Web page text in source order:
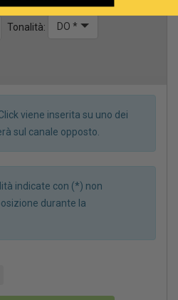
Tonalità: DO *
viene inserita su uno dei
sul canale opposto.
indicate con (*) non
durante la